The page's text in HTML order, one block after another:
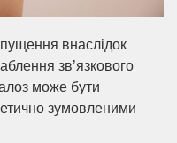
внаслідок
зв’язкового
може бути
зумовленими